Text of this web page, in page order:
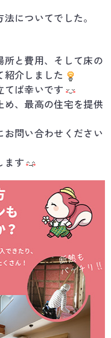
についてでした。
と費用、そして床の
介しました
てば幸いです
、最高の住宅を提供
問い合わせください
ます